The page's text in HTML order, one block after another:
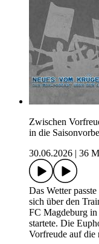
Zwischen
in die
30.06.2026
36
Das Wetter
sich über den
FC Magdeburg
startete. Die
Vorfreude auf die